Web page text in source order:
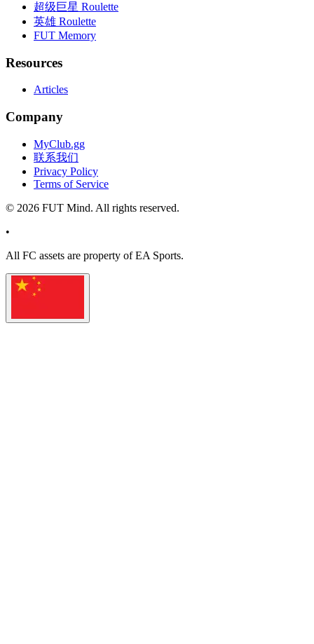
超级巨星 Roulette
英雄 Roulette
FUT Memory
Resources
Articles
Company
MyClub.gg
联系我们
Privacy Policy
Terms of Service
© 2026 FUT Mind. All rights reserved.
•
All FC assets are property of EA Sports.